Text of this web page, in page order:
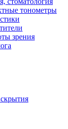
тонометры
зрения